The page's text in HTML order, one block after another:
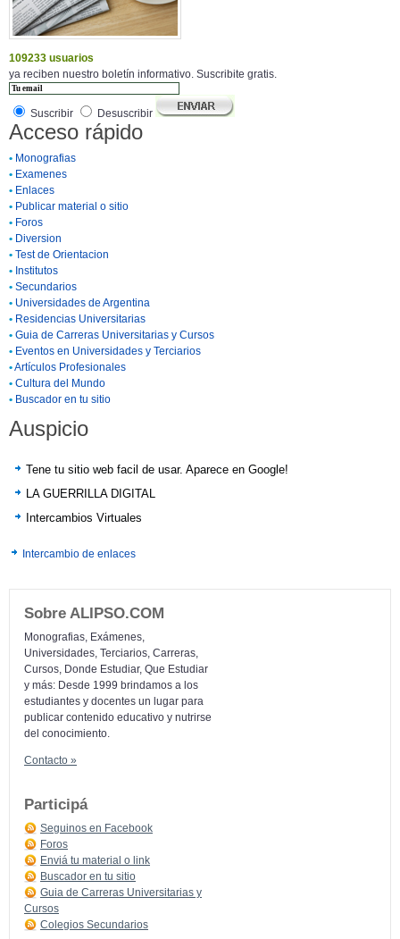
109233 usuarios
ya reciben nuestro boletín informativo. Suscribite gratis.
Suscribir Desuscribir
Acceso rápido
• Monografias
• Examenes
• Enlaces
• Publicar material o sitio
• Foros
• Diversion
• Test de Orientacion
• Institutos
• Secundarios
• Universidades de Argentina
• Residencias Universitarias
• Guia de Carreras Universitarias y Cursos
• Eventos en Universidades y Terciarios
•Artículos Profesionales
• Cultura del Mundo
• Buscador en tu sitio
Auspicio
Tene tu sitio web facil de usar. Aparece en Google!
LA GUERRILLA DIGITAL
Intercambios Virtuales
Intercambio de enlaces
Sobre ALIPSO.COM
Monografias, Exámenes,
Universidades, Terciarios, Carreras,
Cursos, Donde Estudiar, Que Estudiar
y más: Desde 1999 brindamos a los
estudiantes y docentes un lugar para
publicar contenido educativo y nutrirse
del conocimiento.
Contacto »
Participá
Seguinos en Facebook
Foros
Enviá tu material o link
Buscador en tu sitio
Guia de Carreras Universitarias y
Cursos
Colegios Secundarios